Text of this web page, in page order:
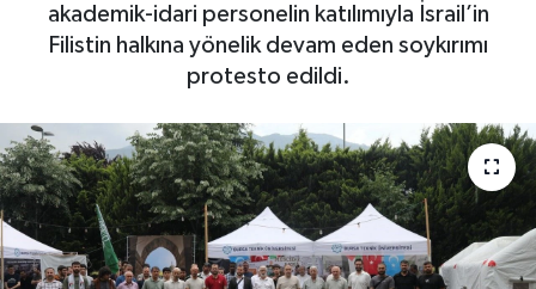
akademik-idari personelin katılımıyla İsrail’in
Filistin halkına yönelik devam eden soykırımı
protesto edildi.
Haber Arşivi